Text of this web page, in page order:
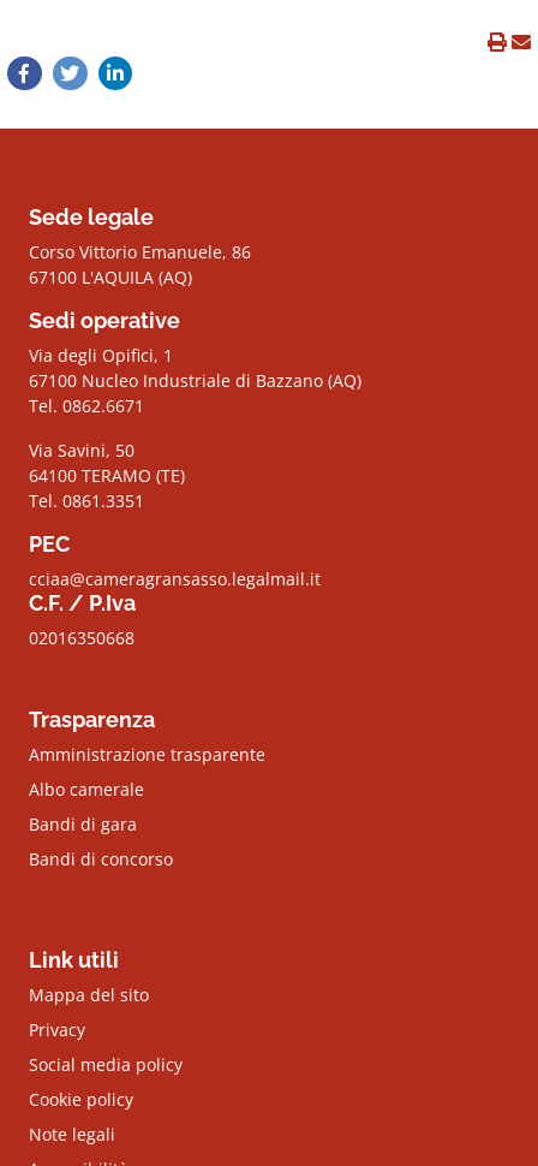
Sede legale
Corso Vittorio Emanuele, 86
67100 L'AQUILA (AQ)
Sedi operative
Via degli Opifici, 1
67100 Nucleo Industriale di Bazzano (AQ)
Tel. 0862.6671
Via Savini, 50
64100 TERAMO (TE)
Tel. 0861.3351
PEC
cciaa@cameragransasso.legalmail.it
C.F. / P.Iva
02016350668
Trasparenza
Amministrazione trasparente
Albo camerale
Bandi di gara
Bandi di concorso
Link utili
Mappa del sito
Privacy
Social media policy
Cookie policy
Note legali